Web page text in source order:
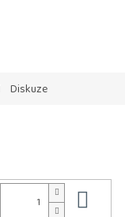
Diskuze